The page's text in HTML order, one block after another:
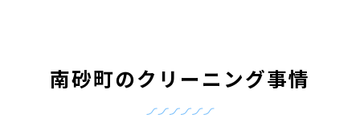
南砂町のクリーニング事情